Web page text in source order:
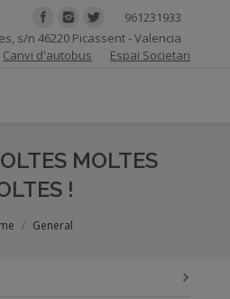
961231933
s/n 46220 Picassent - Valencia
Canvi d'autobus Espai Societari
MOLTES
!
General